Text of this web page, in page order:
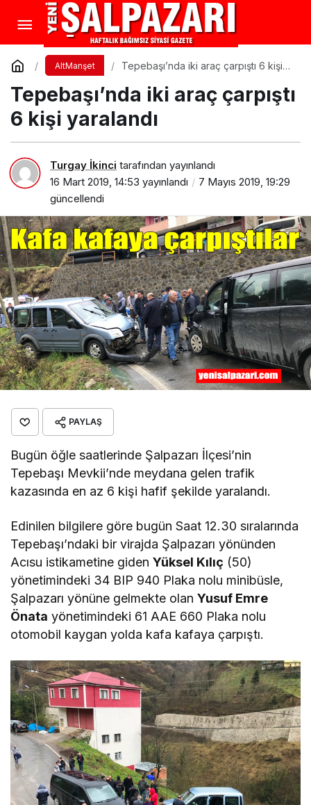
AltManşet
Tepebaşı’nda iki araç çarpıştı 6 kişi
Tepebaşı’nda iki araç çarpıştı
6 kişi yaralandı
Turgay İkinci tarafından yayınlandı
16 Mart 2019, 14:53 yayınlandı
7 Mayıs 2019, 19:29
güncellendi
PAYLAŞ
Bugün öğle saatlerinde Şalpazarı İlçesi’nin
Tepebaşı Mevkii’nde meydana gelen trafik
kazasında en az 6 kişi hafif şekilde yaralandı.
Edinilen bilgilere göre bugün Saat 12.30 sıralarında
Tepebaşı’ndaki bir virajda Şalpazarı yönünden
Acısu istikametine gidenYüksel Kılıç (50)
yönetimindeki 34 BIP 940 Plaka nolu minibüsle,
Şalpazarı yönüne gelmekte olanYusuf Emre
Önata yönetimindeki 61 AAE 660 Plaka nolu
otomobil kaygan yolda kafa kafaya çarpıştı.